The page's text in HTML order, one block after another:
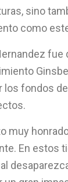
sino
como
fondos
muy
En estos